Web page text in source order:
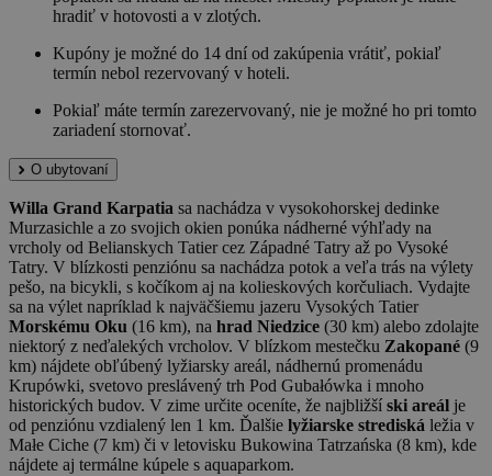
hradiť v hotovosti a v zlotých.
Kupóny je možné do 14 dní od zakúpenia vrátiť, pokiaľ
termín nebol rezervovaný v hoteli.
Pokiaľ máte termín zarezervovaný, nie je možné ho pri tomto
zariadení stornovať.
O ubytovaní
Willa Grand Karpatia sa nachádza v vysokohorskej dedinke
Murzasichle a zo svojich okien ponúka nádherné výhľady na
vrcholy od Belianskych Tatier cez Západné Tatry až po Vysoké
Tatry. V blízkosti penziónu sa nachádza potok a veľa trás na výlety
pešo, na bicykli, s kočíkom aj na kolieskových korčuliach. Vydajte
sa na výlet napríklad k najväčšiemu jazeru Vysokých Tatier
Morskému Oku (16 km), na hrad Niedzice (30 km) alebo zdolajte
niektorý z neďalekých vrcholov. V blízkom mestečku Zakopané (9
km) nájdete obľúbený lyžiarsky areál, nádhernú promenádu
Krupówki, svetovo preslávený trh Pod Gubałówka i mnoho
historických budov. V zime určite oceníte, že najbližší ski areál je
od penziónu vzdialený len 1 km. Ďalšie lyžiarske strediská ležia v
Małe Ciche (7 km) či v letovisku Bukowina Tatrzańska (8 km), kde
nájdete aj termálne kúpele s aquaparkom.